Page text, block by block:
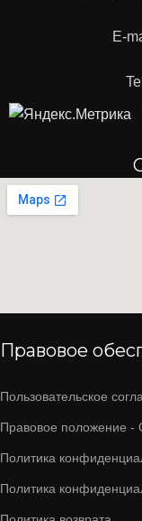
E-
Правовое
Пользовательское
Правовое положение -
Политика
Политика